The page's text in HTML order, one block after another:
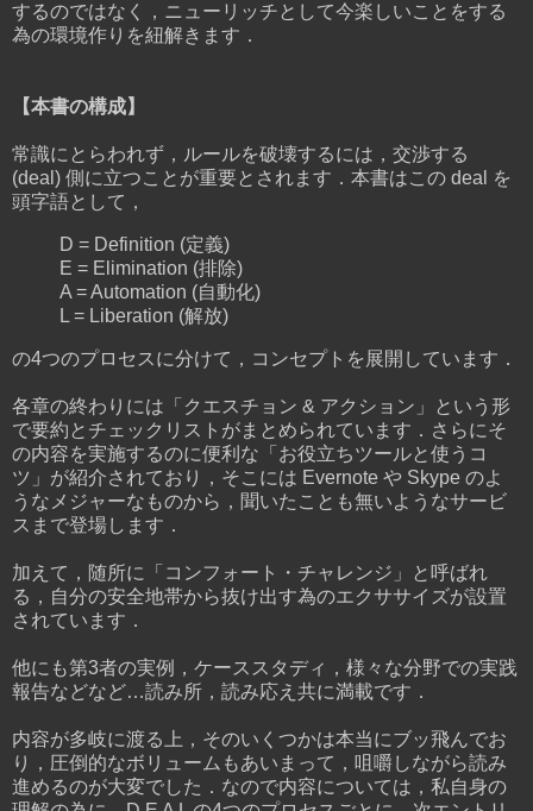
するのではなく，ニューリッチとして今楽しいことをする
為の環境作りを紐解きます．
【本書の構成】
常識にとらわれず，ルールを破壊するには，交渉する
(deal) 側に立つことが重要とされます．本書はこの deal を
頭字語として，
D = Definition (定義)
E = Elimination (排除)
A = Automation (自動化)
L = Liberation (解放)
の4つのプロセスに分けて，コンセプトを展開しています．
各章の終わりには「クエスチョン & アクション」という形
で要約とチェックリストがまとめられています．さらにそ
の内容を実施するのに便利な「お役立ちツールと使うコ
ツ」が紹介されており，そこには Evernote や Skype のよ
うなメジャーなものから，聞いたことも無いようなサービ
スまで登場します．
加えて，随所に「コンフォート・チャレンジ」と呼ばれ
る，自分の安全地帯から抜け出す為のエクササイズが設置
されています．
他にも第3者の実例，ケーススタディ，様々な分野での実践
報告などなど…読み所，読み応え共に満載です．
内容が多岐に渡る上，そのいくつかは本当にブッ飛んでお
り，圧倒的なボリュームもあいまって，咀嚼しながら読み
進めるのが大変でした．なので内容については，私自身の